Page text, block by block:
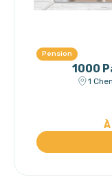
Pension
1000
1